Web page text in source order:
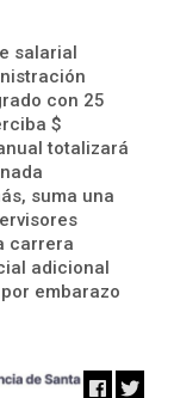
salarial
con 25
$
totalizará
suma una
carrera
adicional
embarazo